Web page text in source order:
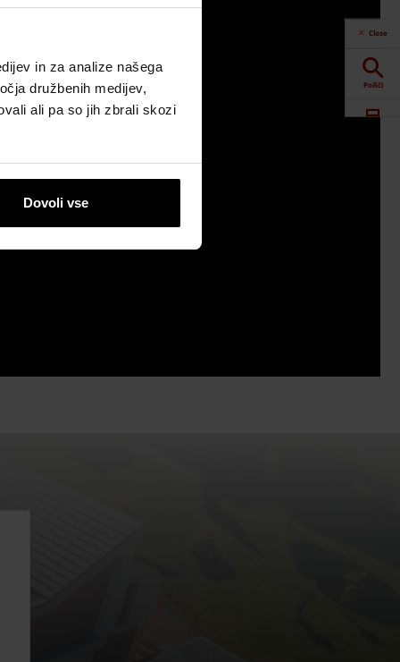
in za analize našega
družbenih medijev,
ali pa so jih zbrali skozi
Dovoli vse
Close
Poišči